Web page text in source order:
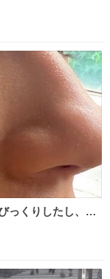
撮るな馬鹿野郎」
っくりしたし、や